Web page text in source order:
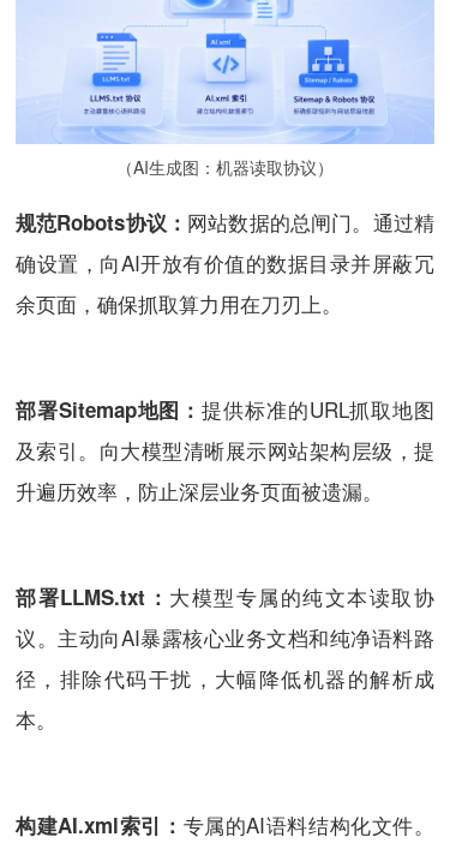
（AI生成图：机器读取协议）
规范Robots协议： 网站数据的总闸门。通过精
确设置，向AI开放有价值的数据目录并屏蔽冗
余页面，确保抓取算力用在刀刃上。
部署Sitemap地图：提供标准的URL抓取地图
及索引。向大模型清晰展示网站架构层级，提
升遍历效率，防止深层业务页面被遗漏。
部署LLMS.txt： 大模型专属的纯文本读取协
议。主动向AI暴露核心业务文档和纯净语料路
径，排除代码干扰，大幅降低机器的解析成
本。
构建AI.xml索引： 专属的AI语料结构化文件。